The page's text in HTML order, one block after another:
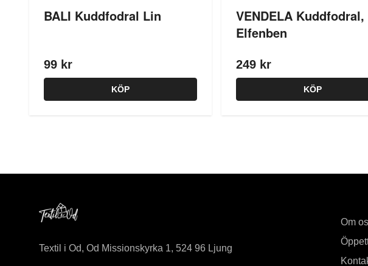
BALI Kuddfodral Lin
99 kr
KÖP
VENDELA Kuddfodral,
Elfenben
249 kr
KÖP
Textil i Od, Od Missionskyrka 1, 524 96 Ljung
Om